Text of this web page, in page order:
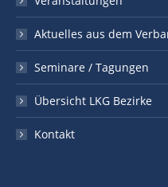
Aktuelles aus dem
Seminare / Tagungen
Übersicht LKG Bezirke
Kontakt